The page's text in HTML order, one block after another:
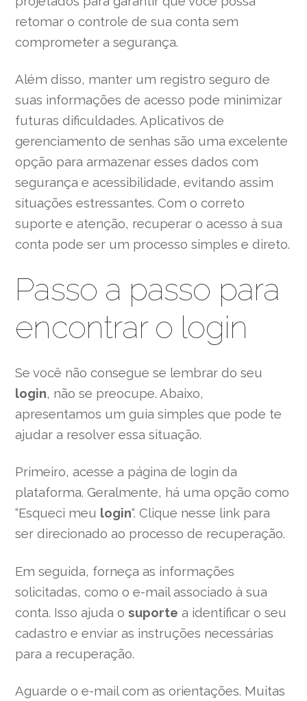
retomar o controle de sua conta sem
comprometer a segurança.
Além disso, manter um registro seguro de
suas informações de acesso pode minimizar
futuras dificuldades. Aplicativos de
gerenciamento de senhas são uma excelente
opção para armazenar esses dados com
segurança e acessibilidade, evitando assim
situações estressantes. Com o correto
suporte e atenção, recuperar o acesso à sua
conta pode ser um processo simples e direto.
Passo a passo para
encontrar o login
Se você não consegue se lembrar do seu
login, não se preocupe. Abaixo,
apresentamos um guia simples que pode te
ajudar a resolver essa situação.
Primeiro, acesse a página de login da
plataforma. Geralmente, há uma opção como
“Esqueci meu login“. Clique nesse link para
ser direcionado ao processo de recuperação.
Em seguida, forneça as informações
solicitadas, como o e-mail associado à sua
conta. Isso ajuda osuporte a identificar o seu
cadastro e enviar as instruções necessárias
para a recuperação.
Aguarde o e-mail com as orientações. Muitas